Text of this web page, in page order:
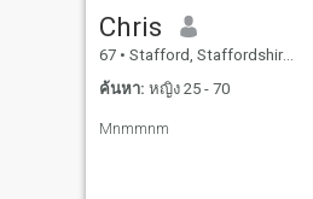
Chris
67 • Stafford, Staffordshire, อังกฤษ
ค้นหา: หญิง 25 - 70
Mnmmnm